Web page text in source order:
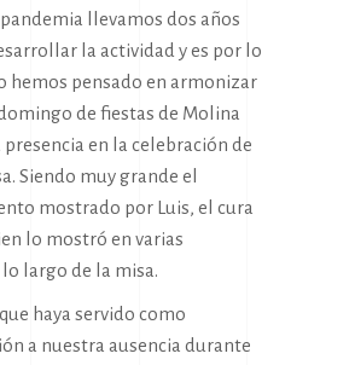
llevamos dos años
la actividad y es por lo
hemos pensado en armonizar
de fiestas de Molina
en la celebración de
Siendo muy grande el
mostrado por Luis, el cura
lo mostró en varias
largo de la misa.
haya servido como
a nuestra ausencia durante